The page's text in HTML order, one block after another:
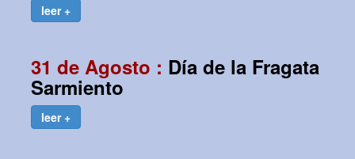
leer +
31 de Agosto : Día de la Fragata
Sarmiento
leer +